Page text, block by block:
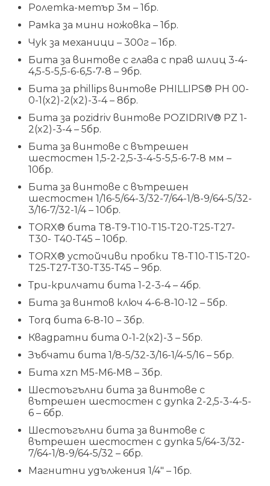
Ролетка-метър 3м – 1бр.
Рамка за мини ножовка – 1бр.
Чук за механици – 300г – 1бр.
Бита за винтове с глава с прав шлиц 3-4-
4,5-5-5,5-6-6,5-7-8 – 9бр.
Бита за phillips винтове PHILLIPS® PH 00-
0-1(x2)-2(x2)-3-4 – 8бр.
Бита за pozidriv винтове POZIDRIV® PZ 1-
2(x2)-3-4 – 5бр.
Бита за винтове с вътрешен
шестостен 1,5-2-2,5-3-4-5-5,5-6-7-8 мм –
10бр.
Бита за винтове с вътрешен
шестостен 1/16-5/64-3/32-7/64-1/8-9/64-5/32-
3/16-7/32-1/4 – 10бр.
TORX® бита T8-T9-T10-T15-T20-T25-T27-
T30- T40-T45 – 10бр.
TORX® устойчиви пробки T8-T10-T15-T20-
T25-T27-T30-T35-T45 – 9бр.
Три-крилчати бита 1-2-3-4 – 4бр.
Бита за винтов ключ 4-6-8-10-12 – 5бр.
Torq бита 6-8-10 – 3бр.
Квадратни бита 0-1-2(x2)-3 – 5бр.
Зъбчати бита 1/8-5/32-3/16-1/4-5/16 – 5бр.
Бита xzn M5-M6-M8 – 3бр.
Шестоъгълни бита за винтове с
вътрешен шестостен с дупка 2-2,5-3-4-5-
6 – 6бр.
Шестоъгълни бита за винтове с
вътрешен шестостен с дупка 5/64-3/32-
7/64-1/8-9/64-5/32 – 6бр.
Магнитни удължения 1/4″ – 1бр.